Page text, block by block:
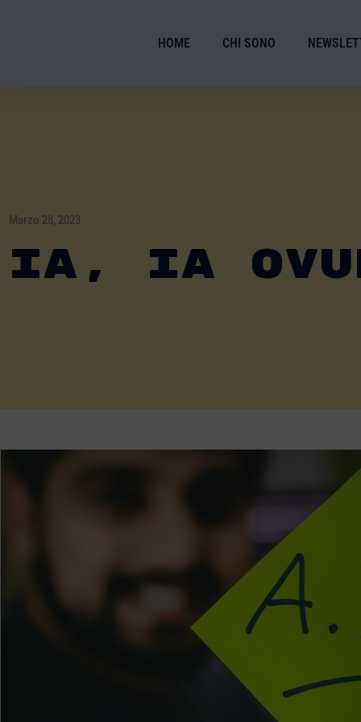
HOME CHI SONO
Marzo 28, 2023
IA, IA